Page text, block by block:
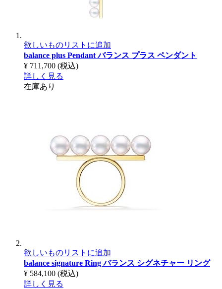
欲しいものリストに追加
balance plus Pendantバランス プラス ペンダント
¥ 711,700 (税込)
詳しく見る
在庫あり
欲しいものリストに追加
balance signature Ringバランス シグネチャー リング
¥ 584,100 (税込)
詳しく見る